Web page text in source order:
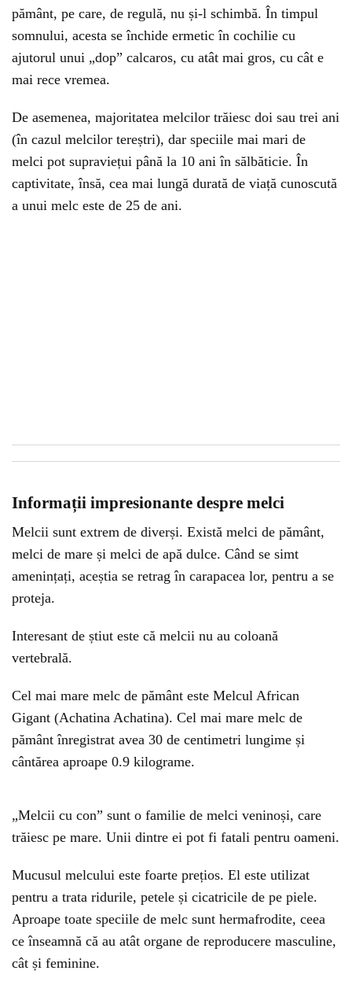
pământ, pe care, de regulă, nu și-l schimbă. În timpul
somnului, acesta se închide ermetic în cochilie cu
ajutorul unui „dop” calcaros, cu atât mai gros, cu cât e
mai rece vremea.
De asemenea, majoritatea melcilor trăiesc doi sau trei ani
(în cazul melcilor tereștri), dar speciile mai mari de
melci pot supraviețui până la 10 ani în sălbăticie. În
captivitate, însă, cea mai lungă durată de viață cunoscută
a unui melc este de 25 de ani.
Informații impresionante despre melci
Melcii sunt extrem de diverși. Există melci de pământ,
melci de mare și melci de apă dulce. Când se simt
amenințați, aceștia se retrag în carapacea lor, pentru a se
proteja.
Interesant de știut este că melcii nu au coloană
vertebrală.
Cel mai mare melc de pământ este Melcul African
Gigant (Achatina Achatina). Cel mai mare melc de
pământ înregistrat avea 30 de centimetri lungime și
cântărea aproape 0.9 kilograme.
„Melcii cu con” sunt o familie de melci veninoși, care
trăiesc pe mare. Unii dintre ei pot fi fatali pentru oameni.
Mucusul melcului este foarte prețios. El este utilizat
pentru a trata ridurile, petele și cicatricile de pe piele.
Aproape toate speciile de melc sunt hermafrodite, ceea
ce înseamnă că au atât organe de reproducere masculine,
cât și feminine.